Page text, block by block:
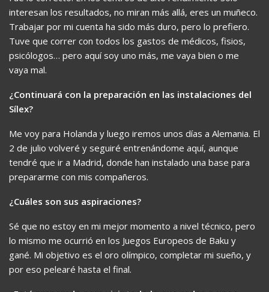
interesan los resultados, no miran más allá, eres un muñeco.
Trabajar por mi cuenta ha sido más duro, pero lo prefiero.
Tuve que correr con todos los gastos de médicos, fisios,
psicólogos… pero aquí soy uno más, me vaya bien o me
vaya mal.
¿Continuará con la preparación en las instalaciones del
Sílex?
Me voy para Holanda y luego iremos unos días a Alemania. El
2 de julio volveré y seguiré entrenándome aquí, aunque
tendré que ir a Madrid, donde han instalado una base para
prepararme con mis compañeros.
¿Cuáles son sus aspiraciones?
Sé que no estoy en mi mejor momento a nivel técnico, pero
lo mismo me ocurrió en los Juegos Europeos de Baku y
gané. Mi objetivo es el oro olímpico, completar mi sueño, y
por eso pelearé hasta el final.